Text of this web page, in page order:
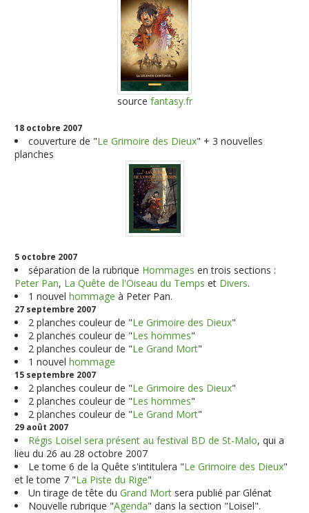
source fantasy.fr
18 octobre 2007
couverture de "Le Grimoire des Dieux" + 3 nouvelles
planches
5 octobre 2007
séparation de la rubrique Hommages en trois sections :
Peter Pan, La Quête de l'Oiseau du Temps et Divers.
1 nouvelhommage à Peter Pan.
27 septembre 2007
2 planches couleur de "Le Grimoire des Dieux"
2 planches couleur de "Les hommes"
2 planches couleur de "Le Grand Mort"
1 nouvelhommage
15 septembre 2007
2 planches couleur de "Le Grimoire des Dieux"
2 planches couleur de "Les hommes"
2 planches couleur de "Le Grand Mort"
29 août 2007
Régis Loisel sera présent au festival BD de St-Malo, qui a
lieu du 26 au 28 octobre 2007
Le tome 6 de la Quête s'intitulera "Le Grimoire des Dieux"
et le tome 7 "La Piste du Rige"
Un tirage de tête duGrand Mort sera publié par Glénat
Nouvelle rubrique "Agenda" dans la section "Loisel".